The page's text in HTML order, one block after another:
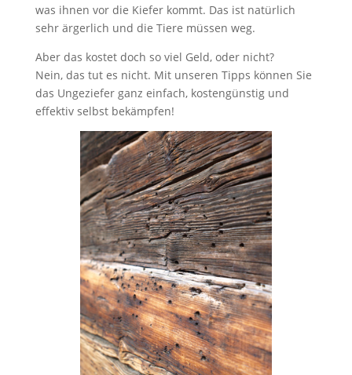
was ihnen vor die Kiefer kommt. Das ist natürlich
sehr ärgerlich und die Tiere müssen weg.
Aber das kostet doch so viel Geld, oder nicht?
Nein, das tut es nicht. Mit unseren Tipps können Sie
das Ungeziefer ganz einfach, kostengünstig und
effektiv selbst bekämpfen!